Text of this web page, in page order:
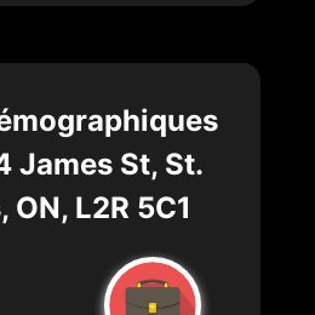
James St, St.
L2R 5C1